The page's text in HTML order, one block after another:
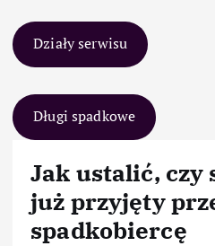
Działy serwisu
Długi spadkowe
Jak ustalić, czy
już przyjęty
spadkobiercę